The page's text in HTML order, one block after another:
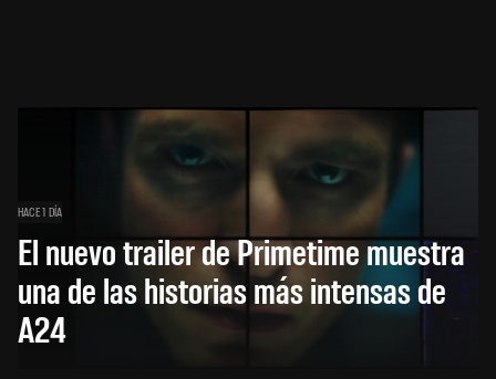
HACE 1 DÍA
El nuevo trailer de Primetime muestra
una de las historias más intensas de
A24